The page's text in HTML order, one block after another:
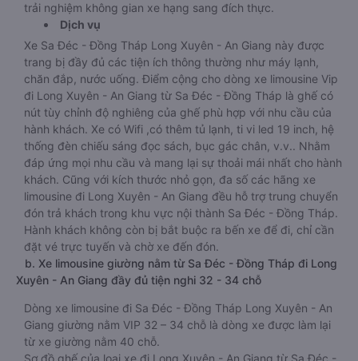
trải nghiệm không gian xe hạng sang đích thực.
Dịch vụ
Xe Sa Đéc - Đồng Tháp Long Xuyên - An Giang này được
trang bị đầy đủ các tiện ích thông thường như máy lạnh,
chăn đắp, nước uống. Điểm cộng cho dòng xe limousine Vip
đi Long Xuyên - An Giang từ Sa Đéc - Đồng Tháp là ghế có
nút tùy chỉnh độ nghiêng của ghế phù hợp với nhu cầu của
hành khách. Xe có Wifi ,có thêm tủ lạnh, ti vi led 19 inch, hệ
thống đèn chiếu sáng đọc sách, bục gác chân, v.v.. Nhằm
đáp ứng mọi nhu cầu và mang lại sự thoải mái nhất cho hành
khách. Cũng với kích thước nhỏ gọn, đa số các hãng xe
limousine đi Long Xuyên - An Giang đều hỗ trợ trung chuyển
đón trả khách trong khu vực nội thành Sa Đéc - Đồng Tháp.
Hành khách không còn bị bắt buộc ra bến xe để đi, chỉ cần
đặt vé trực tuyến và chờ xe đến đón.
b. Xe limousine giường nằm từ Sa Đéc - Đồng Tháp đi Long
Xuyên - An Giang đầy đủ tiện nghi 32 - 34 chỗ
Dòng xe limousine đi Sa Đéc - Đồng Tháp Long Xuyên - An
Giang giường nằm VIP 32 – 34 chỗ là dòng xe được làm lại
từ xe giường nằm 40 chỗ.
Sơ đồ ghế của loại xe đi Long Xuyên - An Giang từ Sa Đéc -